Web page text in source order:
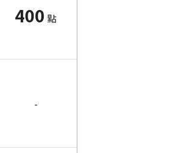
400 點
-